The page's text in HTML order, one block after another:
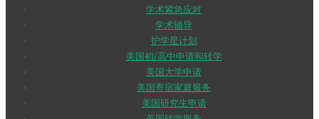
学术紧急应对
学术辅导
护学星计划
美国初/高中申请和转学
美国大学申请
美国寄宿家庭服务
美国研究生申请